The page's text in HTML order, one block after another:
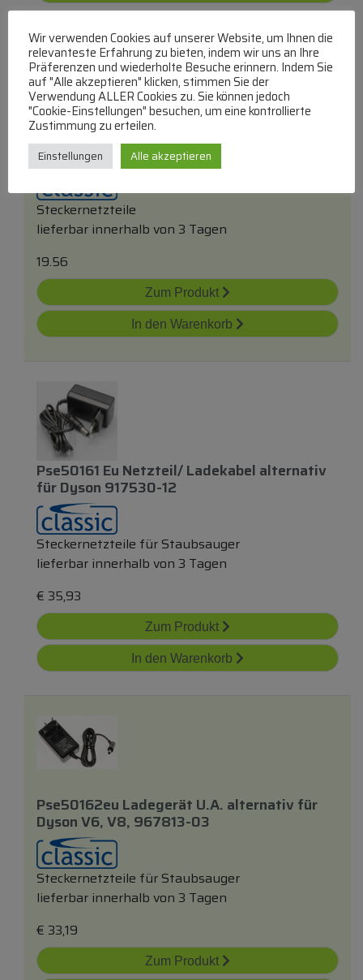
Pse50390 Eu Usb Ladegerät/ Netzteil Mit 1
Usb Anschluss 2a, 10w
Steckernetzteile
lieferbar innerhalb von 3 Tagen
19.56
Zum Produkt
In den Warenkorb
Pse50161 Eu Netzteil/ Ladekabel alternativ
fürDyson 917530-12
Steckernetzteile für Staubsauger
lieferbar innerhalb von 3 Tagen
€ 35,93
Zum Produkt
In den Warenkorb
Pse50162eu Ladegerät U.a. alternativ für
Dyson V6, V8, 967813-03
Steckernetzteile für Staubsauger
lieferbar innerhalb von 3 Tagen
€ 33,19
Zum Produkt
Wir verwenden Cookies auf unserer Website, um Ihnen die
relevanteste Erfahrung zu bieten, indem wir uns an Ihre
Präferenzen und wiederholte Besuche erinnern. Indem Sie
auf "Alle akzeptieren" klicken, stimmen Sie der
Verwendung ALLER Cookies zu. Sie können jedoch
"Cookie-Einstellungen" besuchen, um eine kontrollierte
Zustimmung zu erteilen.
Einstellungen Alle akzeptieren